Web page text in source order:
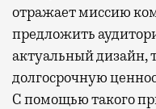
отражает миссию
предложить
актуальный дизайн,
долгосрочную
С помощью такого